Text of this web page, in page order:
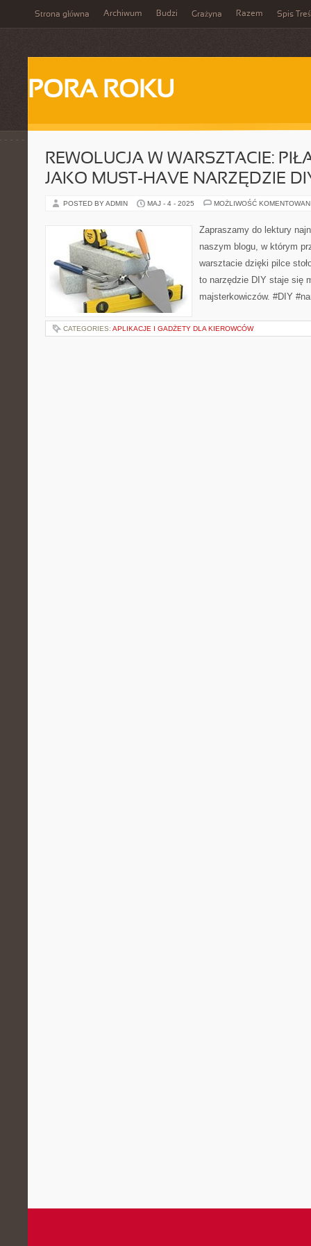
Strona główna Archiwum Budzi Grażyna Razem Spis
PORA ROKU
REWOLUCJA W WARSZTACIE:
JAKO MUST-HAVE NARZĘDZIE
POSTED BY ADMIN MAJ - 4 - 2025 MOŻLIWOŚĆ
Zapraszamy do lektury
naszym blogu, w którym
warsztacie dzięki pilce
to narzędzie DIY staje się
majsterkowiczów. #DIY
CATEGORIES: APLIKACJE I GADŻETY DLA KIEROWCÓW